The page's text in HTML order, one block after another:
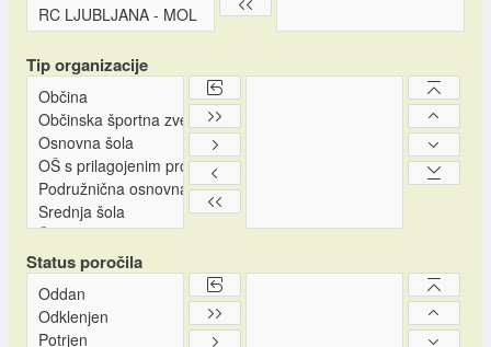
Tip organizacije
Status poročila